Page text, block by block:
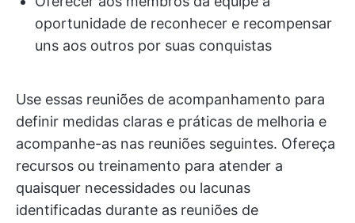
oportunidade de reconhecer e recompensar
uns aos outros por suas conquistas
Use essas reuniões de acompanhamento para
definir medidas claras e práticas de melhoria e
acompanhe-as nas reuniões seguintes. Ofereça
recursos ou treinamento para atender a
quaisquer necessidades ou lacunas
identificadas durante as reuniões de